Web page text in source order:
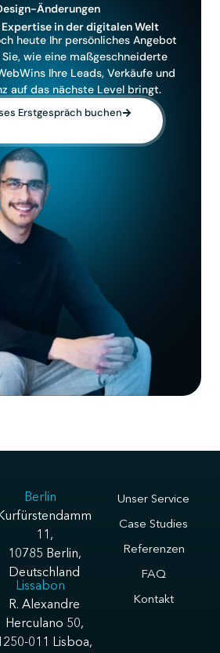
Änderungen
Expertise in der digitalen Welt
heute Ihr persönliches Angebot
wie eine maßgeschneiderte
Ihre Leads, Verkäufe und
auf das nächste Level bringt.
Erstgespräch buchen
Berlin
11,
10785 Berlin,
Deutschland
Lissabon
R. Alexandre
Herculano 50,
011 Lisboa,
Unser Service
Case Studies
Referenzen
FAQ
Kontakt